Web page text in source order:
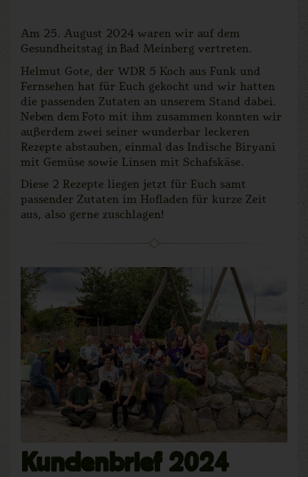
Am 25. August 2024 waren wir auf dem
Gesundheitstag in Bad Meinberg vertreten.
Helmut Gote, der WDR 5 Koch aus Funk und
Fernsehen hat für Euch gekocht und wir hatten
die passenden Zutaten an unserem Stand dabei.
Neben dem Foto mit ihm zusammen konnten wir
außerdem zwei seiner wunderbar leckeren
Rezepte abstauben, einmal das Indische Biryani
mit Gemüse sowie Linsen mit Schafskäse.
Diese 2 Rezepte liegen jetzt für Euch samt
passender Zutaten im Hofladen für kurze Zeit
aus, also gerne zuschlagen!
Kundenbrief 2024